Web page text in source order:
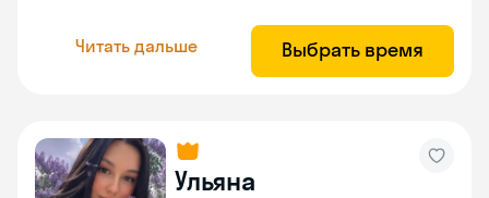
Читать дальше Выбрать время
Ульяна